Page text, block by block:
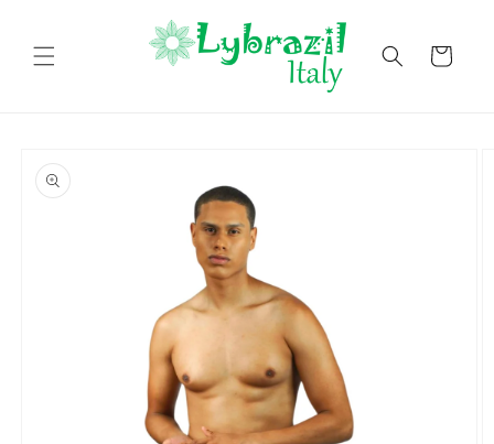
ai contenuti
Carrello
informazioni
sul prodotto